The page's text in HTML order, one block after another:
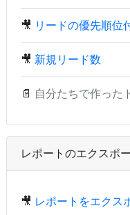
🎥 リードの優先順位
🎥 新規リード数
📄 自分たちで作った
レポートのエクスポ
🎥 レポートをエクス